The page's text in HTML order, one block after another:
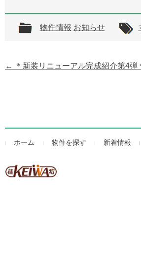
物件情報 お知らせ
← ＊新装リニューアル完成紹介第4弾
ホーム 物件を探す 新着情報